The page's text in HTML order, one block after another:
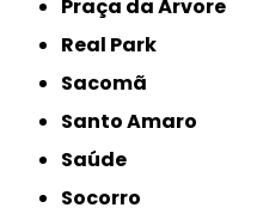
Praça da Árvore
Real Park
Sacomã
Santo Amaro
Saúde
Socorro